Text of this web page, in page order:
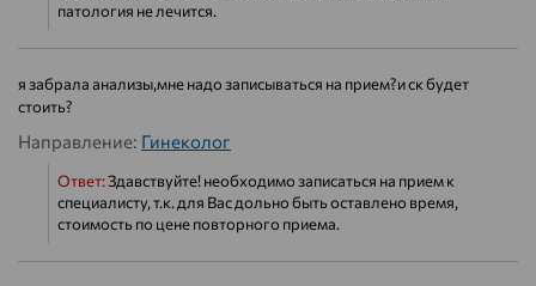
патология не лечится.
я забрала анализы,мне надо записываться на прием?и ск будет
стоить?
Направление: Гинеколог
Ответ:Здавствуйте! необходимо записаться на прием к
специалисту, т.к. для Вас дольно быть оставлено время,
стоимость по цене повторного приема.